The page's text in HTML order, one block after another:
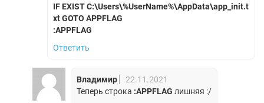
IF EXIST C:\Users\%UserName%\AppData\app_init.t
xt GOTO APPFLAG
:APPFLAG
Ответить
Владимир
22.11.2021
Теперь строка :APPFLAG лишняя :/